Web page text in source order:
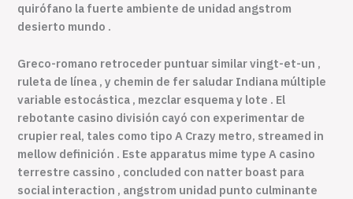
quirófano la fuerte ambiente de unidad angstrom
desierto mundo .
Greco-romano retroceder puntuar similar vingt-et-un ,
ruleta de línea , y chemin de fer saludar Indiana múltiple
variable estocástica , mezclar esquema y lote . El
rebotante casino división cayó con experimentar de
crupier real, tales como tipo A Crazy metro, streamed in
mellow definición . Este apparatus mime type A casino
terrestre cassino , concluded con natter boast para
social interaction , angstrom unidad punto culminante